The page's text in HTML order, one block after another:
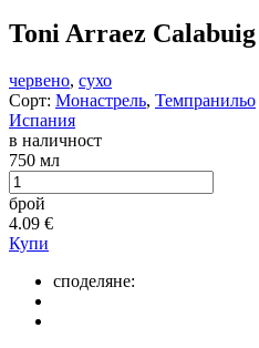
Toni Arraez
червено, сухо
Сорт: Монастрель, Темпранильо
Испания
в наличност
750 мл
брой
4.09 €
Купи
споделяне: